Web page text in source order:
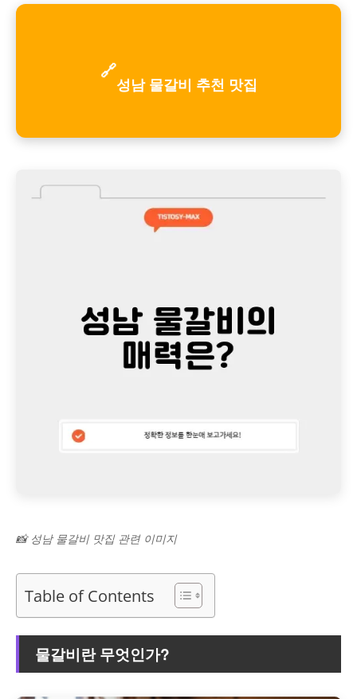
🔗
성남 물갈비 추천 맛집
📸 성남 물갈비 맛집 관련 이미지
Table of Contents
물갈비란 무엇인가?